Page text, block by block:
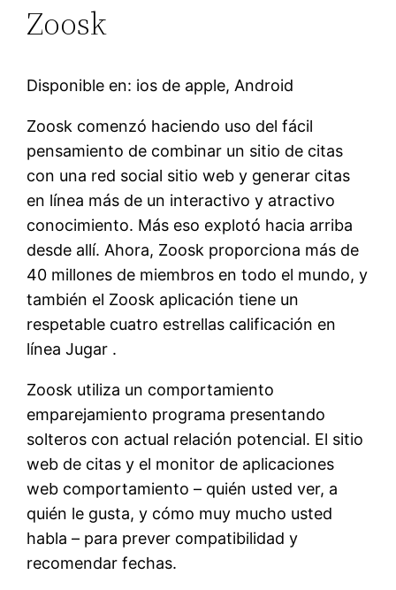
Zoosk
Disponible en: ios de apple, Android
Zoosk comenzó haciendo uso del fácil
pensamiento de combinar un sitio de citas
con una red social sitio web y generar citas
en línea más de un interactivo y atractivo
conocimiento. Más eso explotó hacia arriba
desde allí. Ahora, Zoosk proporciona más de
40 millones de miembros en todo el mundo, y
también el Zoosk aplicación tiene un
respetable cuatro estrellas calificación en
línea Jugar .
Zoosk utiliza un comportamiento
emparejamiento programa presentando
solteros con actual relación potencial. El sitio
web de citas y el monitor de aplicaciones
web comportamiento – quién usted ver, a
quién le gusta, y cómo muy mucho usted
habla – para prever compatibilidad y
recomendar fechas.